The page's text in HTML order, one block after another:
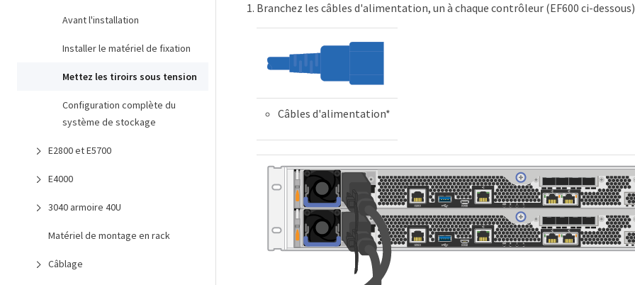
Avant l'installation
Installer le matériel de fixation
Mettez les tiroirs sous tension
Configuration complète du
système de stockage
E2800 et E5700
E4000
3040 armoire 40U
Matériel de montage en rack
Câblage
Branchez les câbles d'alimentation, un à chaque contrôleur (EF600 ci-
Câbles d'alimentation*